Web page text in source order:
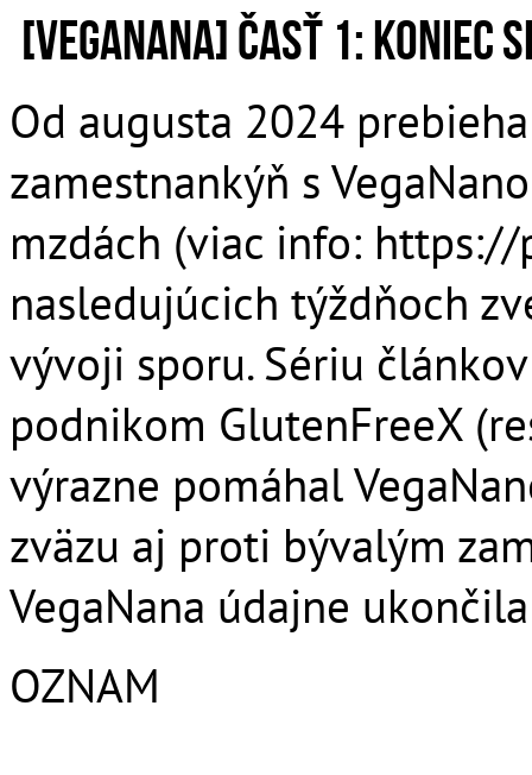
[VegaNana] Časť 1:
Od augusta 2024
zamestnankýň s
mzdách (viac info:
nasledujúcich týždňoch
vývoji sporu. Sériu
podnikom GlutenFreeX
výrazne pomáhal
zväzu aj proti bývalým
VegaNana údajne
OZNAM